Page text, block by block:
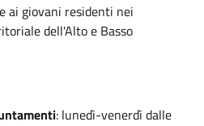
ai giovani residenti nei
dell'Alto e Basso
: lunedì-venerdì dalle